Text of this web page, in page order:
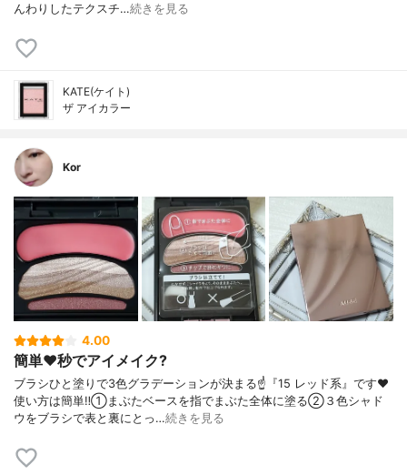
んわりしたテクスチ…続きを見る
KATE(ケイト)
ザ アイカラー
Kor
4.00
簡単❤️秒でアイメイク?
ブラシひと塗りで3色グラデーションが決まる☝️『15 レッド系』です❤️
使い方は簡単‼️①まぶたベースを指でまぶた全体に塗る②３色シャド
ウをブラシで表と裏にとっ…続きを見る